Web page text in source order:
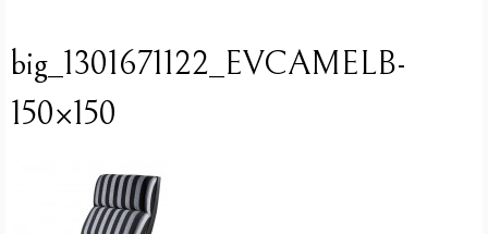
big_1301671122_EVCAMELB-
150×150